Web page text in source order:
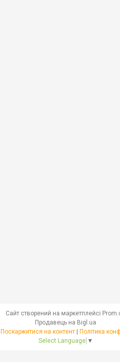
Сайт створений на маркетплейсі
Продавець на Bigl.ua
Поскаржитися на контент | Політика
Select Language ▼